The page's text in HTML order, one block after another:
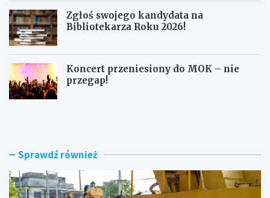
Zgłoś swojego kandydata na
Bibliotekarza Roku 2026!
Koncert przeniesiony do MOK – nie
przegap!
N
o
d
o
B
e
z
n
Sprawdź również